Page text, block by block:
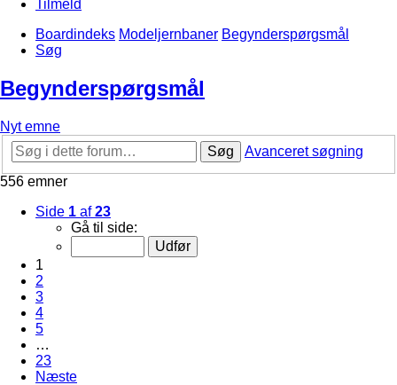
Tilmeld
Boardindeks Modeljernbaner Begynderspørgsmål
Søg
Begynderspørgsmål
Nyt emne
Søg
Avanceret søgning
556 emner
Side 1 af23
Gå til side:
1
2
3
4
5
…
23
Næste